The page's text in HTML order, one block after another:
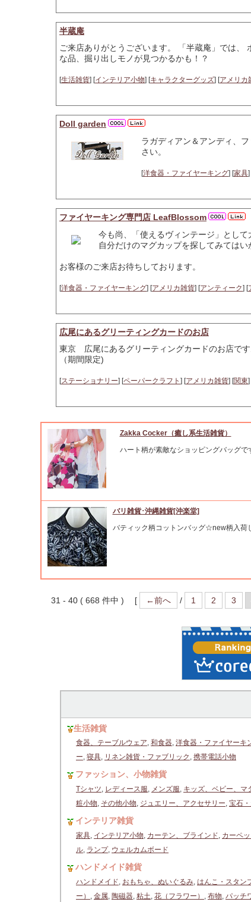
半蔵庵
ご来店ありがとうございます。 「半蔵庵」では、
な品、掘り出しモノが見つかるかも！？
[生活雑貨] [インテリア小物] [キャラクターグッズ] [アメリカ
Doll garden
ラガディアン＆アンディ、
さい。
[洋食器・ファイヤーキング] [家具]
ファイヤーキング専門店 LeafBlossom
今も尚、「使えるヴィンテージ」とし
自分だけのマグカップを探してみてはい
お客様のご来店お待ちしております。
[洋食器・ファイヤーキング] [アメリカ雑貨] [アンティーク] [
広尾にあるグリーティングカードのお店
東京 広尾にあるグリーティングカードのお店です
（期間限定)
[ステーショナリー] [ペーパークラフト ] [アメリカ雑貨] [関東]
Zakka Cocker（癒し系生活雑貨）
ハート柄が素敵なショッピングバッグで
バリ雑貨･沖縄雑貨[沖楽堂]
バティック柄コットンバッグ☆new柄入荷
31 - 40 ( 668 件中 ) [ ←前へ / 1 2 3
生活雑貨
食器、テーブルウェア, 和食器, 洋食器・ファイヤーキ
ー, 寝具, リネン雑貨・ファブリック , 携帯電話小物
ファッション、小物雑貨
Tシャツ, レディース服, メンズ服, キッズ、ベビー、マ
粧小物, その他小物, ジュエリー、アクセサリー, 宝石
インテリア雑貨
家具, インテリア小物, カーテン、ブラインド, カーペ
ル, ランプ, ウェルカムボード
ハンドメイド雑貨
ハンドメイド, おもちゃ、ぬいぐるみ, はんこ・スタン
ー） , 金属, 陶磁器, 粘土, 花（フラワー） , 布物, パッチ